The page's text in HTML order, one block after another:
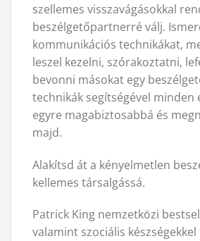
szellemes visszavágásokkal
beszélgetőpartnerré válj.
kommunikációs technikákat,
leszel kezelni, szórakoztatni,
bevonni másokat egy
technikák segítségével minden
egyre magabiztosabbá és
majd.
Alakítsd át a kényelmetlen
kellemes társalgássá.
Patrick King nemzetközi
valamint szociális